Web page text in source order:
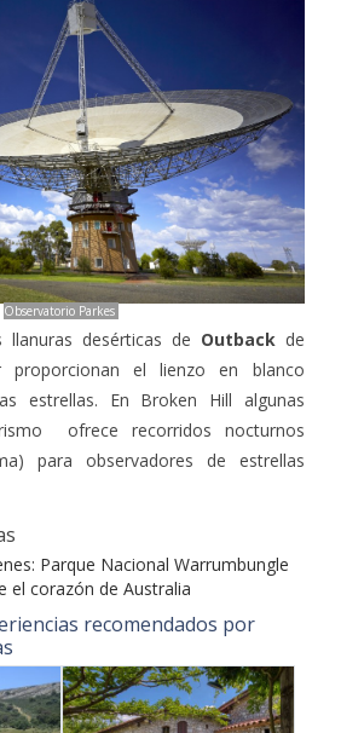
Observatorio Parkes
desérticas de Outback de
proporcionan el lienzo en blanco
estrellas. En Broken Hill algunas
ofrece recorridos nocturnos
para observadores de estrellas
Parque Nacional Warrumbungle
el corazón de Australia
recomendados por